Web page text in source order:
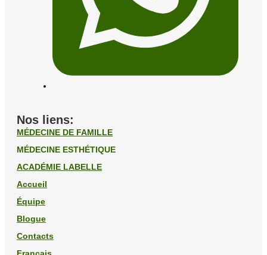
Nos liens:
MÉDECINE DE FAMILLE
MÉDECINE ESTHÉTIQUE
ACADÉMIE LABELLE
Accueil
Équipe
Blogue
Contacts